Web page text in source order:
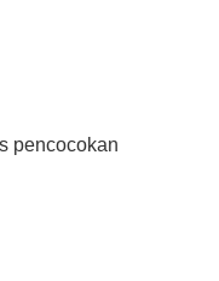
pencocokan